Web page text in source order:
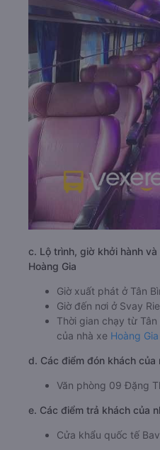
c. Lộ trình, giờ khởi hành
Hoàng Gia
Giờ xuất phát ở Tân
Giờ đến nơi ở Svay
Thời gian chạy từ Tân
của nhà xe Hoàng Gia
d. Các điểm đón khách của
Văn phòng 09 Đặng
e. Các điểm trả khách của
Cửa khẩu quốc tế